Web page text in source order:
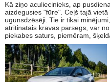
Kā ziņo aculiecinieks, ap
aizdegusies "fūre". Ceļš tajā
ugunsdzēsēji. Tie ir tikai
atritinātais kravas pārsegs, var
piekabes saturs, piemēram,